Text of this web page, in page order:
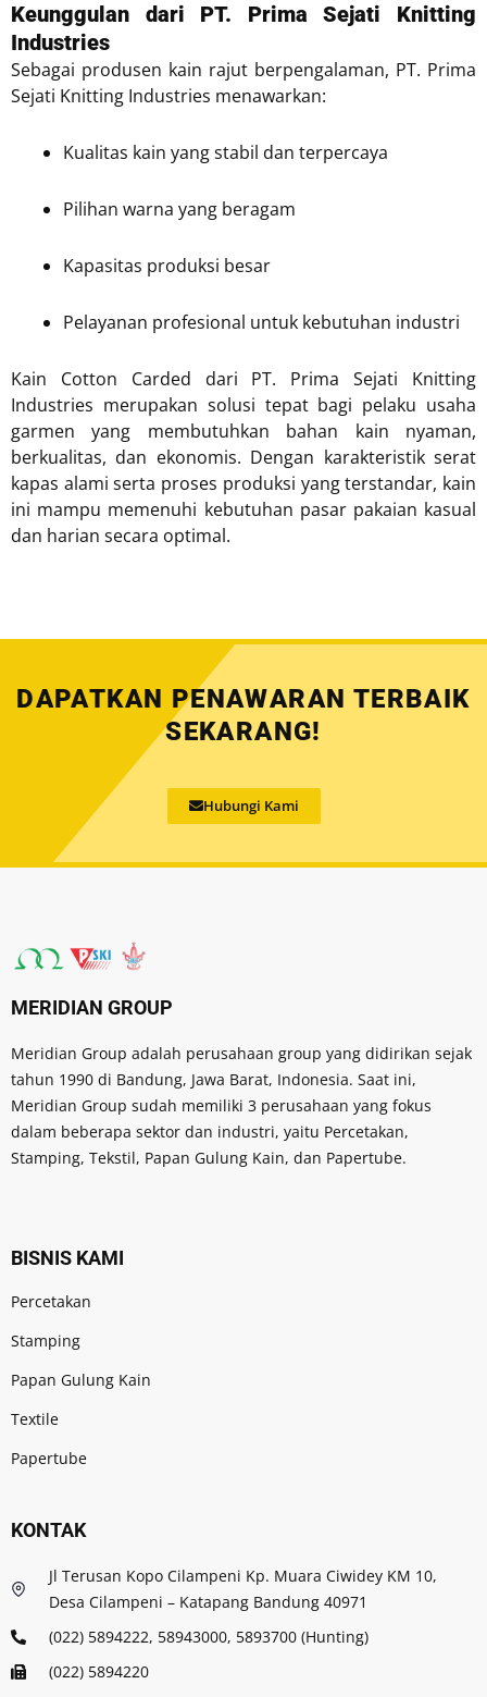
Keunggulan dari PT. Prima Sejati Knitting
Industries
Sebagai produsen kain rajut berpengalaman, PT. Prima
Sejati Knitting Industries menawarkan:
Kualitas kain yang stabil dan terpercaya
Pilihan warna yang beragam
Kapasitas produksi besar
Pelayanan profesional untuk kebutuhan industri
Kain Cotton Carded dari PT. Prima Sejati Knitting
Industries merupakan solusi tepat bagi pelaku usaha
garmen yang membutuhkan bahan kain nyaman,
berkualitas, dan ekonomis. Dengan karakteristik serat
kapas alami serta proses produksi yang terstandar, kain
ini mampu memenuhi kebutuhan pasar pakaian kasual
dan harian secara optimal.
DAPATKAN PENAWARAN TERBAIK
SEKARANG!
Hubungi Kami
MERIDIAN GROUP
Meridian Group adalah perusahaan group yang didirikan sejak
tahun 1990 di Bandung, Jawa Barat, Indonesia. Saat ini,
Meridian Group sudah memiliki 3 perusahaan yang fokus
dalam beberapa sektor dan industri, yaitu Percetakan,
Stamping, Tekstil, Papan Gulung Kain, dan Papertube.
BISNIS KAMI
Percetakan
Stamping
Papan Gulung Kain
Textile
Papertube
KONTAK
Jl Terusan Kopo Cilampeni Kp. Muara Ciwidey KM 10,
Desa Cilampeni – Katapang Bandung 40971
(022) 5894222, 58943000, 5893700 (Hunting)
(022) 5894220